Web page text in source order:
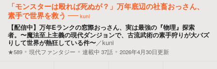
「モンスターは殴れば死ぬが？」万年底辺の社畜おっさん、
素手で世界を救う
kuni
【配信中】万年Eランクの窓際おっさん、実は最強の『物理』探索
者。〜魔法至上主義の現代ダンジョンで、古流武術の素手狩りが大バズ
りして世界が熱狂している件〜／kuni
★589 現代ファンタジー 連載中 37話 2026年4月30日更新